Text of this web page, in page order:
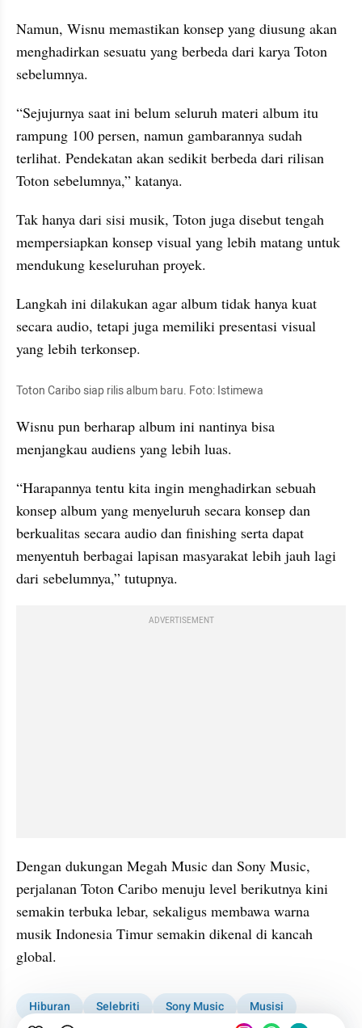
Namun, Wisnu memastikan konsep yang diusung akan
menghadirkan sesuatu yang berbeda dari karya Toton
sebelumnya.
“Sejujurnya saat ini belum seluruh materi album itu
rampung 100 persen, namun gambarannya sudah
terlihat. Pendekatan akan sedikit berbeda dari rilisan
Toton sebelumnya,” katanya.
Tak hanya dari sisi musik, Toton juga disebut tengah
mempersiapkan konsep visual yang lebih matang untuk
mendukung keseluruhan proyek.
Langkah ini dilakukan agar album tidak hanya kuat
secara audio, tetapi juga memiliki presentasi visual
yang lebih terkonsep.
Toton Caribo siap rilis album baru. Foto: Istimewa
Wisnu pun berharap album ini nantinya bisa
menjangkau audiens yang lebih luas.
“Harapannya tentu kita ingin menghadirkan sebuah
konsep album yang menyeluruh secara konsep dan
berkualitas secara audio dan finishing serta dapat
menyentuh berbagai lapisan masyarakat lebih jauh lagi
dari sebelumnya,” tutupnya.
ADVERTISEMENT
Dengan dukungan Megah Music dan Sony Music,
perjalanan Toton Caribo menuju level berikutnya kini
semakin terbuka lebar, sekaligus membawa warna
musik Indonesia Timur semakin dikenal di kancah
global.
Hiburan Selebriti Sony Music
Musisi